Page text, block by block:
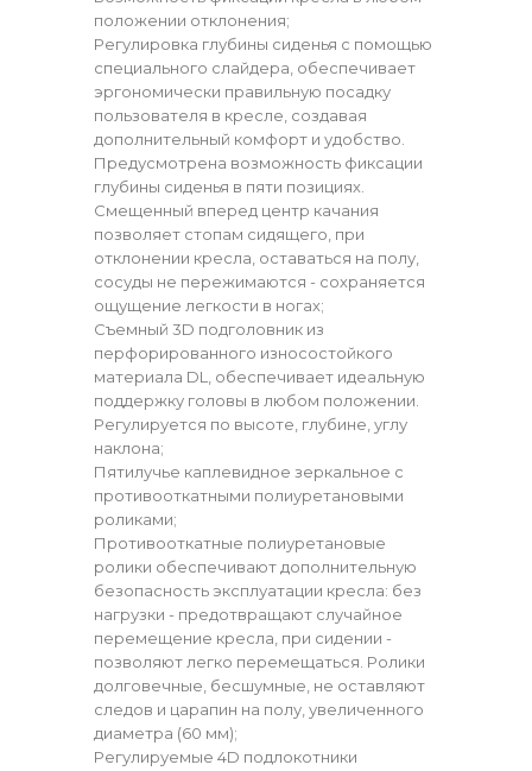
положении отклонения;
Регулировка глубины сиденья с помощью
специального слайдера, обеспечивает
эргономически правильную посадку
пользователя в кресле, создавая
дополнительный комфорт и удобство.
Предусмотрена возможность фиксации
глубины сиденья в пяти позициях.
Смещенный вперед центр качания
позволяет стопам сидящего, при
отклонении кресла, оставаться на полу,
сосуды не пережимаются - сохраняется
ощущение легкости в ногах;
Съемный 3D подголовник из
перфорированного износостойкого
материала DL, обеспечивает идеальную
поддержку головы в любом положении.
Регулируется по высоте, глубине, углу
наклона;
Пятилучье каплевидное зеркальное с
противооткатными полиуретановыми
роликами;
Противооткатные полиуретановые
ролики обеспечивают дополнительную
безопасность эксплуатации кресла: без
нагрузки - предотвращают случайное
перемещение кресла, при сидении -
позволяют легко перемещаться. Ролики
долговечные, бесшумные, не оставляют
следов и царапин на полу, увеличенного
диаметра (60 мм);
Регулируемые 4D подлокотники